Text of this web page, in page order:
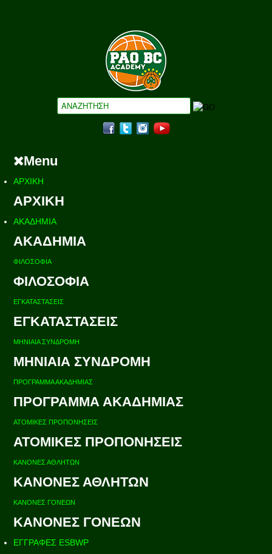
Menu
ΑΡΧΙΚΗ
ΑΡΧΙΚΗ
ΑΚΑΔΗΜΙΑ
ΑΚΑΔΗΜΙΑ
ΦΙΛΟΣΟΦΙΑ
ΦΙΛΟΣΟΦΙΑ
ΕΓΚΑΤΑΣΤΑΣΕΙΣ
ΕΓΚΑΤΑΣΤΑΣΕΙΣ
ΜΗΝΙΑΙΑ ΣΥΝΔΡΟΜΗ
ΜΗΝΙΑΙΑ ΣΥΝΔΡΟΜΗ
ΠΡΟΓΡΑΜΜΑ ΑΚΑΔΗΜΙΑΣ
ΠΡΟΓΡΑΜΜΑ ΑΚΑΔΗΜΙΑΣ
ΑΤΟΜΙΚΕΣ ΠΡΟΠΟΝΗΣΕΙΣ
ΑΤΟΜΙΚΕΣ ΠΡΟΠΟΝΗΣΕΙΣ
ΚΑΝΟΝΕΣ ΑΘΛΗΤΩΝ
ΚΑΝΟΝΕΣ ΑΘΛΗΤΩΝ
ΚΑΝΟΝΕΣ ΓΟΝΕΩΝ
ΚΑΝΟΝΕΣ ΓΟΝΕΩΝ
ΕΓΓΡΑΦΕΣ ESBWP